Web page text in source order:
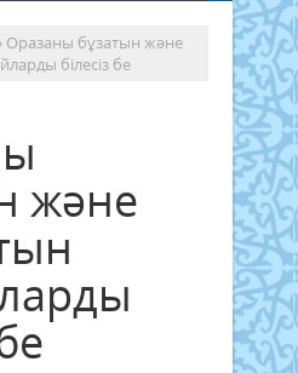
Оразаны бұзатын және
білесіз бе
және